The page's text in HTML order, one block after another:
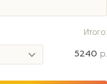
Итого:
5240 p.